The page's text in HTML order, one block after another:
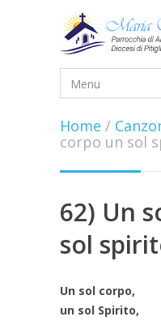
Home /
corpo un sol
62) Un
sol
Un sol corpo,
un sol Spirito,